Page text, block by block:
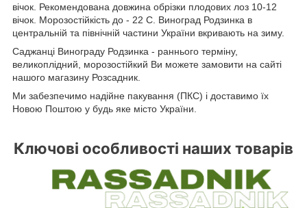
вічок. Рекомендована довжина обрізки плодових лоз 10-12
вічок. Морозостійкість до - 22 С. Виноград Родзинка в
центральній та північній частини України вкривають на зиму.
Саджанці Винограду Родзинка - раннього терміну,
великоплідний, морозостійкий Ви можете замовити на сайті
нашого магазину Розсадник.
Ми забезпечимо надійне пакування (ПКС) і доставимо їх
Новою Поштою у будь яке місто України.
Ключові особливості наших товарів